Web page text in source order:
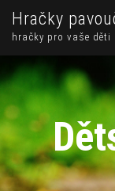
Hračky
hračky pro vaše děti